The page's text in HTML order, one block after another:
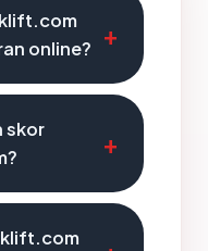
online?
skor